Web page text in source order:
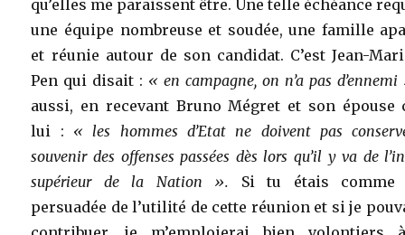
qu’elles me paraissent être. Une telle échéance
une équipe nombreuse et soudée, une famille
et réunie autour de son candidat. C’est Jean-
Pen qui disait : « en campagne, on n’a pas d’ennemi
aussi, en recevant Bruno Mégret et son épouse
lui : « les hommes d’Etat ne doivent pas
souvenir des offenses passées dès lors qu’il y va de
supérieur de la Nation ». Si tu étais comme
persuadée de l’utilité de cette réunion et si je